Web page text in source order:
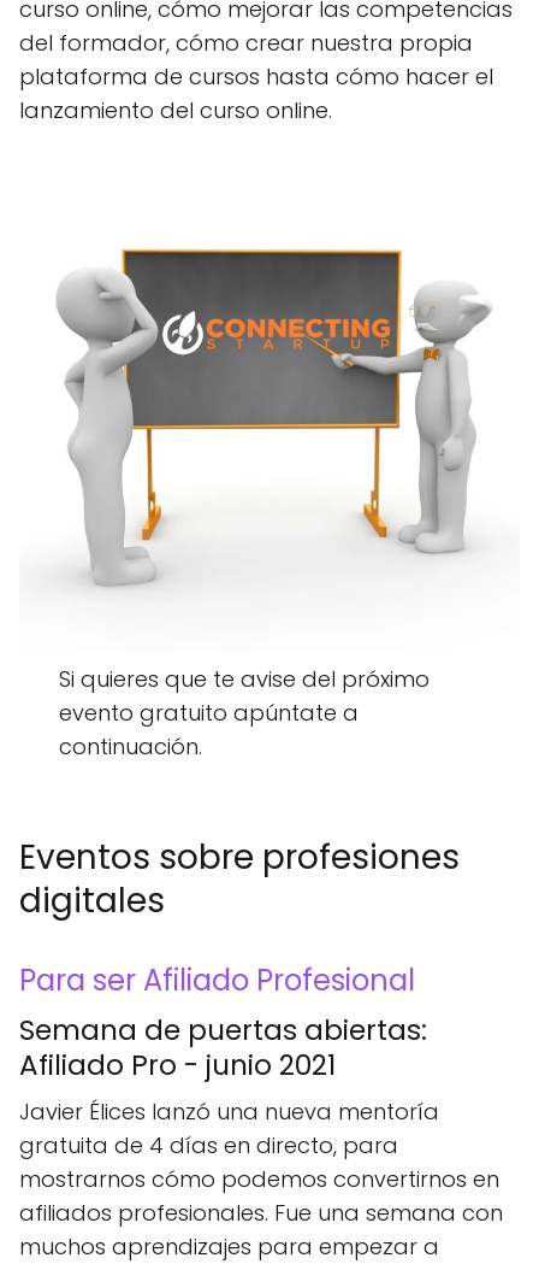
curso online, cómo mejorar las competencias
del formador, cómo crear nuestra propia
plataforma de cursos hasta cómo hacer el
lanzamiento del curso online.
Si quieres que te avise del próximo
evento gratuito apúntate a
continuación.
Eventos sobre profesiones
digitales
Para ser Afiliado Profesional
Semana de puertas abiertas:
Afiliado Pro - junio 2021
Javier Élices lanzó una nueva mentoría
gratuita de 4 días en directo, para
mostrarnos cómo podemos convertirnos en
afiliados profesionales. Fue una semana con
muchos aprendizajes para empezar a